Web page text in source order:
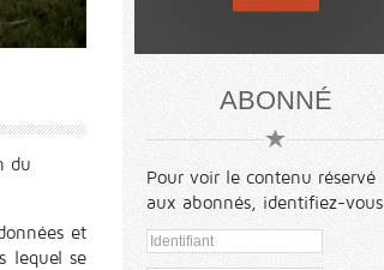
du
et
lequel se
ABONNÉ
Pour voir le contenu réservé
aux abonnés, identifiez-vous.